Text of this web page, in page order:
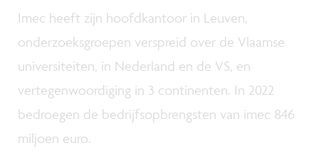
Imec heeft zijn hoofdkantoor in Leuven,
onderzoeksgroepen verspreid over de Vlaamse
universiteiten, in Nederland en de VS, en
vertegenwoordiging in 3 continenten. In 2022
bedroegen de bedrijfsopbrengsten van imec 846
miljoen euro.